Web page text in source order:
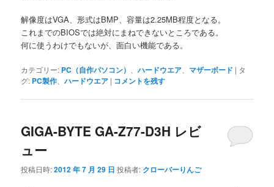
解像度はVGA、形式はBMP、容量は2.25MB程度となる。
これまでのBIOSでは絶対にまねできないところである。
何に使うわけでもないが、面白い機能である。
カテゴリー: PC（自作パソコン） 、ハードウエア マザーボード | タ
グ: PC製作 、ハードウエア | コメントを残す
GIGA-BYTE GA-Z77-D3H レビ
ュー
投稿日時:2012 年 7 月 29 日 投稿者: クローバーりんご